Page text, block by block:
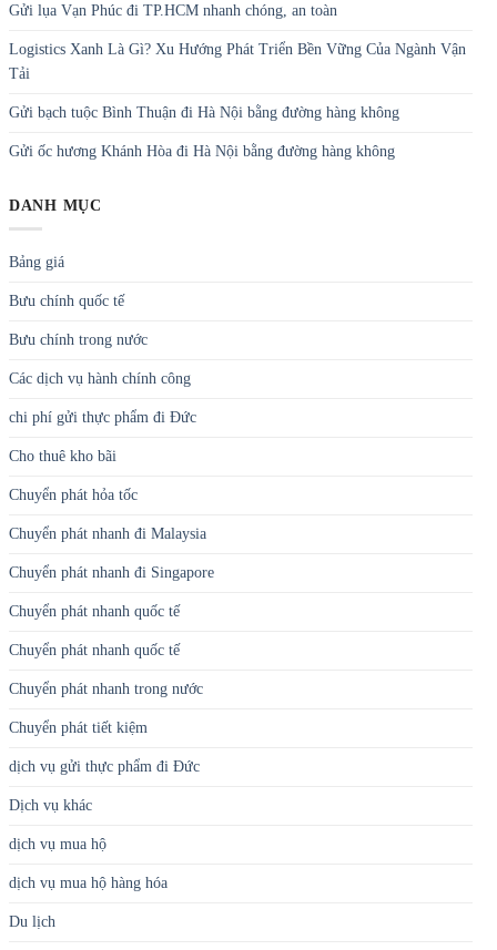
Gửi lụa Vạn Phúc đi TP.HCM nhanh chóng, an toàn
Logistics Xanh Là Gì? Xu Hướng Phát Triển Bền Vững Của Ngành Vận
Tải
Gửi bạch tuộc Bình Thuận đi Hà Nội bằng đường hàng không
Gửi ốc hương Khánh Hòa đi Hà Nội bằng đường hàng không
DANH MỤC
Bảng giá
Bưu chính quốc tế
Bưu chính trong nước
Các dịch vụ hành chính công
chi phí gửi thực phẩm đi Đức
Cho thuê kho bãi
Chuyển phát hỏa tốc
Chuyển phát nhanh đi Malaysia
Chuyển phát nhanh đi Singapore
Chuyển phát nhanh quốc tế
Chuyển phát nhanh quốc tế
Chuyển phát nhanh trong nước
Chuyển phát tiết kiệm
dịch vụ gửi thực phẩm đi Đức
Dịch vụ khác
dịch vụ mua hộ
dịch vụ mua hộ hàng hóa
Du lịch